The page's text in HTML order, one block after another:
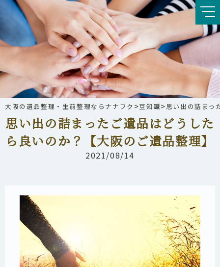
大阪の遺品整理・生前整理ならナナフク >豆知識>思い出の詰まっ
思い出の詰まったご遺品はどうした
ら良いのか？【大阪のご遺品整理】
2021/08/14